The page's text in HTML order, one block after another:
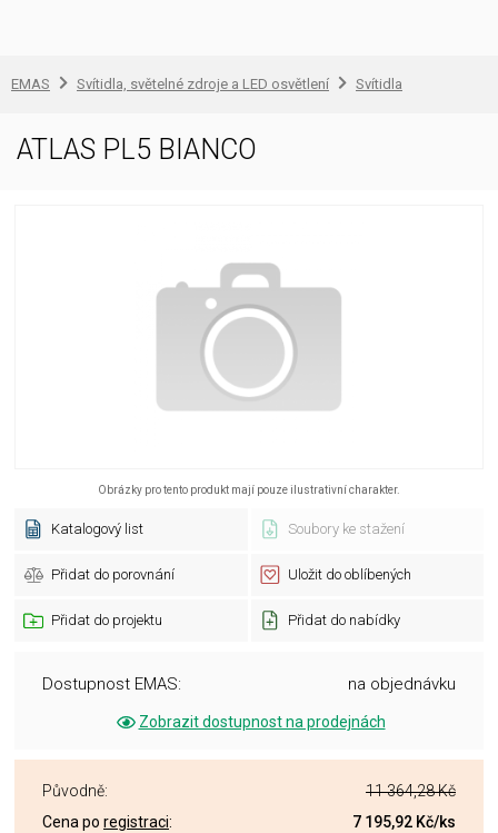
EMAS Svítidla, světelné zdroje a LED osvětlení Svítidla
ATLAS PL5 BIANCO
Obrázky pro tento produkt mají pouze ilustrativní charakter.
Katalogový list Soubory ke stažení
Přidat do porovnání Uložit do oblíbených
Přidat do projektu Přidat do nabídky
Dostupnost EMAS: na objednávku
Zobrazit dostupnost na prodejnách
Původně:
11 364,28 Kč
Cena po registraci: 7 195,92 Kč/ks